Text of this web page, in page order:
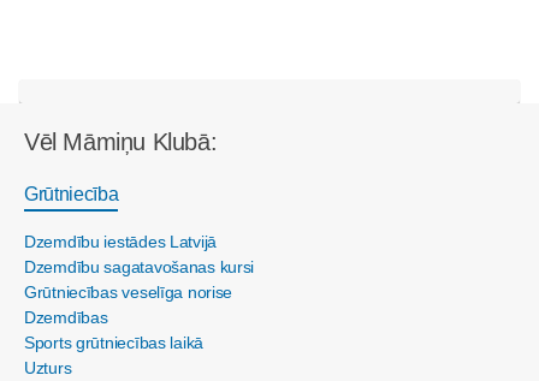
Vēl Māmiņu Klubā:
Grūtniecība
Dzemdību iestādes Latvijā
Dzemdību sagatavošanas kursi
Grūtniecības veselīga norise
Dzemdības
Sports grūtniecības laikā
Uzturs